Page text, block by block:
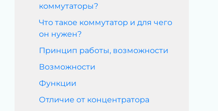
коммутаторы?
Что такое коммутатор и для чего
он нужен?
Принцип работы, возможности
Возможности
Функции
Отличие от концентратора